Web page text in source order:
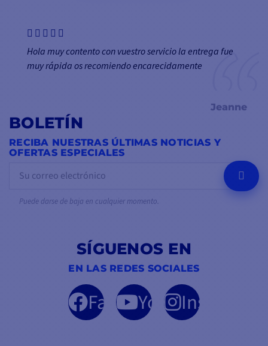
Hola muy contento con vuestro servicio la entrega fue
muy rápida os recomiendo encarecidamente
Jeanne
BOLETÍN
RECIBA NUESTRAS ÚLTIMAS NOTICIAS Y
OFERTAS ESPECIALES
OK
Puede darse de baja en cualquier momento.
SÍGUENOS EN
EN LAS REDES SOCIALES
FacebookYouTubeInstagram